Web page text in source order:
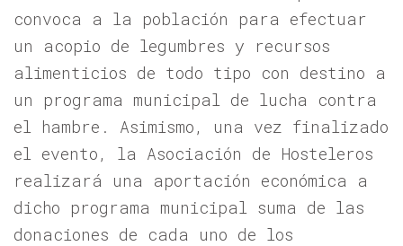
convoca a la población para efectuar
un acopio de legumbres y recursos
alimenticios de todo tipo con destino a
un programa municipal de lucha contra
el hambre. Asimismo, una vez finalizado
el evento, la Asociación de Hosteleros
realizará una aportación económica a
dicho programa municipal suma de las
donaciones de cada uno de los